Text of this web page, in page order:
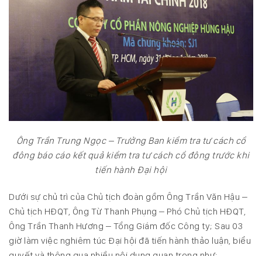
Ông Trần Trung Ngọc – Trưởng Ban kiểm tra tư cách cổ
đông báo cáo kết quả kiểm tra tư cách cổ đông trước khi
tiến hành Đại hội
Dưới sự chủ trì của Chủ tịch đoàn gồm Ông Trần Văn Hậu –
Chủ tịch HĐQT, Ông Từ Thanh Phụng – Phó Chủ tịch HĐQT,
Ông Trần Thanh Hương – Tổng Giám đốc Công ty; Sau 03
giờ làm việc nghiêm túc Đại hội đã tiến hành thảo luận, biểu